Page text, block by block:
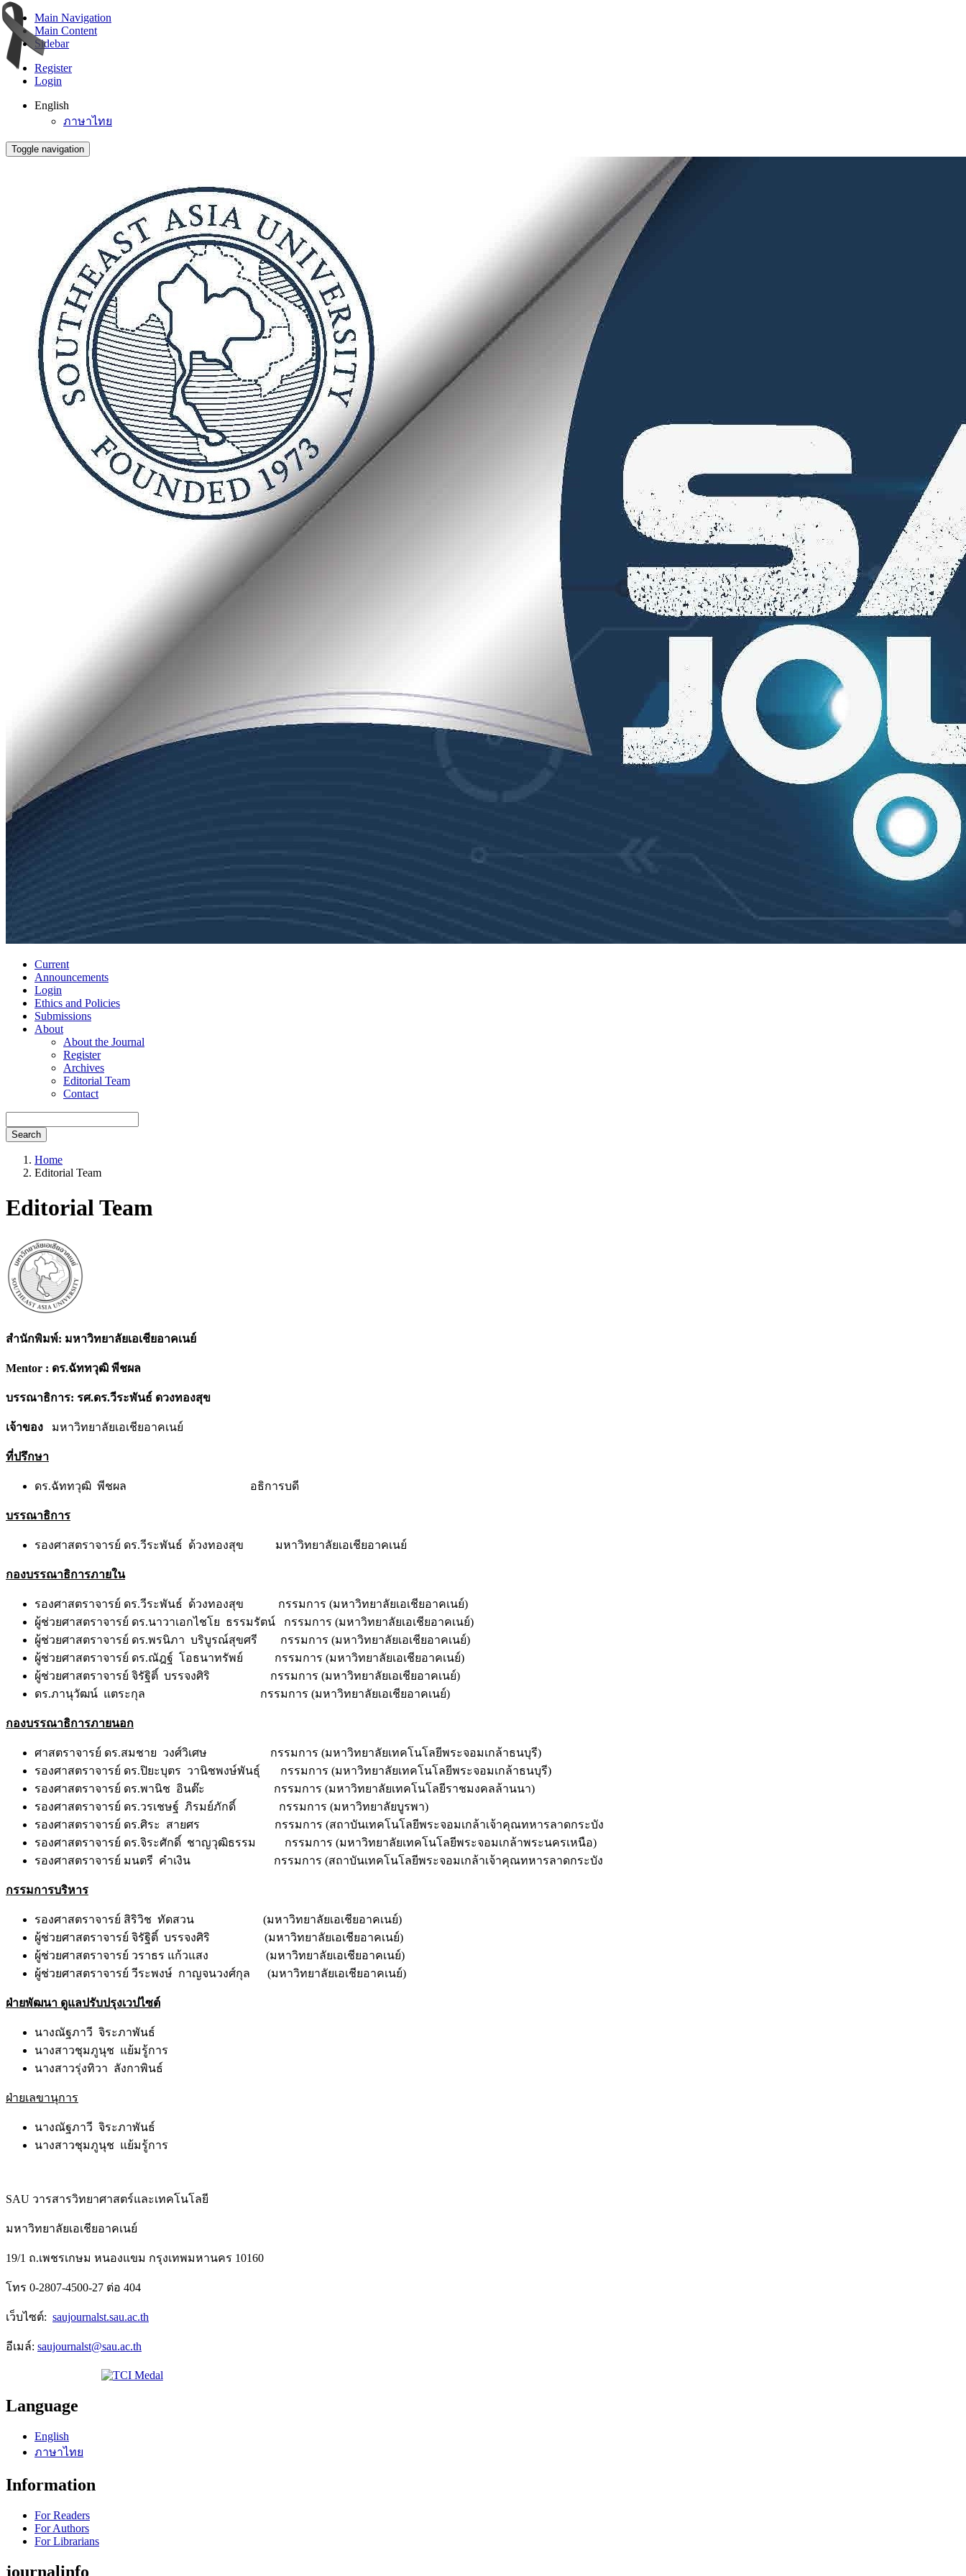
Main Navigation
Main Content
Sidebar
Register
Login
English
ภาษาไทย
Toggle navigation
Current
Announcements
Login
Ethics and Policies
Submissions
About
About the Journal
Register
Archives
Editorial Team
Contact
Search
Home
Editorial Team
Editorial Team
สำนักพิมพ์: มหาวิทยาลัยเอเชียอาคเนย์
Mentor : ดร.ฉัททวุฒิ พีชผล
บรรณาธิการ: รศ.ดร.วีระพันธ์ ดวงทองสุข
เจ้าของ มหาวิทยาลัยเอเชียอาคเนย์
ที่ปรึกษา
ดร.ฉัททวุฒิ พีชผล อธิการบดี
บรรณาธิการ
รองศาสตราจารย์ ดร.วีระพันธ์ ด้วงทองสุข มหาวิทยาลัยเอเชียอาคเนย์
กองบรรณาธิการภายใน
รองศาสตราจารย์ ดร.วีระพันธ์ ด้วงทองสุข กรรมการ (มหาวิทยาลัยเอเชียอาคเนย์)
ผู้ช่วยศาสตราจารย์ ดร.นาวาเอกไชโย ธรรมรัตน์ กรรมการ (มหาวิทยาลัยเอเชียอาคเนย์)
ผู้ช่วยศาสตราจารย์ ดร.พรนิภา บริบูรณ์สุขศรี กรรมการ (มหาวิทยาลัยเอเชียอาคเนย์)
ผู้ช่วยศาสตราจารย์ ดร.ณัฎฐ์ โอธนาทรัพย์ กรรมการ (มหาวิทยาลัยเอเชียอาคเนย์)
ผู้ช่วยศาสตราจารย์ จิรัฐิติ์ บรรจงศิริ กรรมการ (มหาวิทยาลัยเอเชียอาคเนย์)
ดร.ภานุวัฒน์ แตระกุล กรรมการ (มหาวิทยาลัยเอเชียอาคเนย์)
กองบรรณาธิการภายนอก
ศาสตราจารย์ ดร.สมชาย วงศ์วิเศษ กรรมการ (มหาวิทยาลัยเทคโนโลยีพระจอมเกล้าธนบุรี)
รองศาสตราจารย์ ดร.ปิยะบุตร วานิชพงษ์พันธุ์ กรรมการ (มหาวิทยาลัยเทคโนโลยีพระจอมเกล้าธนบุรี)
รองศาสตราจารย์ ดร.พานิช อินต๊ะ กรรมการ (มหาวิทยาลัยเทคโนโลยีราชมงคลล้านนา)
รองศาสตราจารย์ ดร.วรเชษฐ์ ภิรมย์ภักดิ์ กรรมการ (มหาวิทยาลัยบูรพา)
รองศาสตราจารย์ ดร.ศิระ สายศร กรรมการ (สถาบันเทคโนโลยีพระจอมเกล้าเจ้าคุณทหารลาดกระบัง
รองศาสตราจารย์ ดร.จิระศักดิ์ ชาญวุฒิธรรม กรรมการ (มหาวิทยาลัยเทคโนโลยีพระจอมเกล้าพระนครเหนือ)
รองศาสตราจารย์ มนตรี คำเงิน กรรมการ (สถาบันเทคโนโลยีพระจอมเกล้าเจ้าคุณทหารลาดกระบัง
กรรมการบริหาร
รองศาสตราจารย์ สิริวิช ทัดสวน (มหาวิทยาลัยเอเชียอาคเนย์)
ผู้ช่วยศาสตราจารย์ จิรัฐิติ์ บรรจงศิริ (มหาวิทยาลัยเอเชียอาคเนย์)
ผู้ช่วยศาสตราจารย์ วราธร แก้วแสง (มหาวิทยาลัยเอเชียอาคเนย์)
ผู้ช่วยศาสตราจารย์ วีระพงษ์ กาญจนวงศ์กุล (มหาวิทยาลัยเอเชียอาคเนย์)
ฝ่ายพัฒนา ดูแลปรับปรุงเวปไซต์
นางณัฐภาวี จิระภาพันธ์
นางสาวชุมภูนุช แย้มรู้การ
นางสาวรุ่งทิวา ลังกาพินธ์
ฝ่ายเลขานุการ
นางณัฐภาวี จิระภาพันธ์
นางสาวชุมภูนุช แย้มรู้การ
SAU วารสารวิทยาศาสตร์และเทคโนโลยี
มหาวิทยาลัยเอเชียอาคเนย์
19/1 ถ.เพชรเกษม หนองแขม กรุงเทพมหานคร 10160
โทร 0-2807-4500-27 ต่อ 404
เว็บไซต์: saujournalst.sau.ac.th
อีเมล์: saujournalst@sau.ac.th
Language
English
ภาษาไทย
Information
For Readers
For Authors
For Librarians
journalinfo